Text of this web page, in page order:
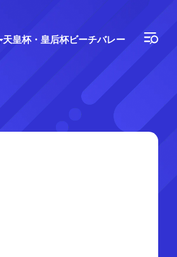
天皇杯・皇后杯ビーチバレー